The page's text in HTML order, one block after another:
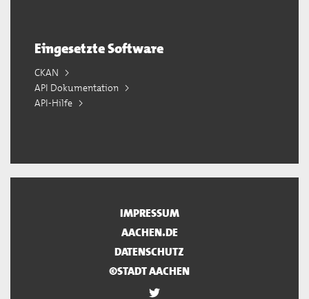
Eingesetzte Software
CKAN
API Dokumentation
API-Hilfe
IMPRESSUM
AACHEN.DE
DATENSCHUTZ
©STADT AACHEN